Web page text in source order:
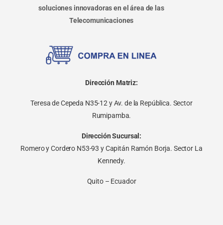
soluciones innovadoras en el área de las
Telecomunicaciones
Dirección Matriz:
Teresa de Cepeda N35-12 y Av. de la República. Sector
Rumipamba.
Dirección Sucursal:
Romero y Cordero N53-93 y Capitán Ramón Borja. Sector La
Kennedy.
Quito – Ecuador